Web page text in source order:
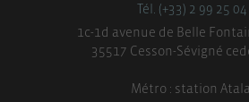
Tél. (+33) 2 99 25 04
1c-1d avenue de Belle
35517 Cesson-Sévigné
Métro : station